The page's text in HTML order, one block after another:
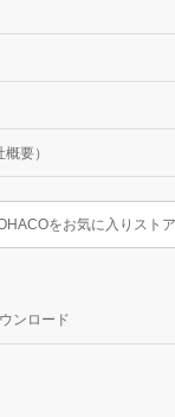
要）
をお気に入りスト
ンロード